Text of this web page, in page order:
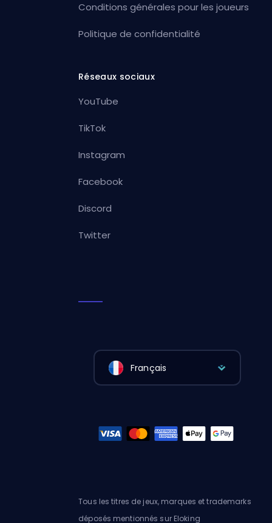
Conditions générales pour les joueurs
Politique de confidentialité
Réseaux sociaux
YouTube
TikTok
Instagram
Facebook
Discord
Twitter
Français
Tous les titres de jeux, marques et trademarks
déposés mentionnés sur Eloking